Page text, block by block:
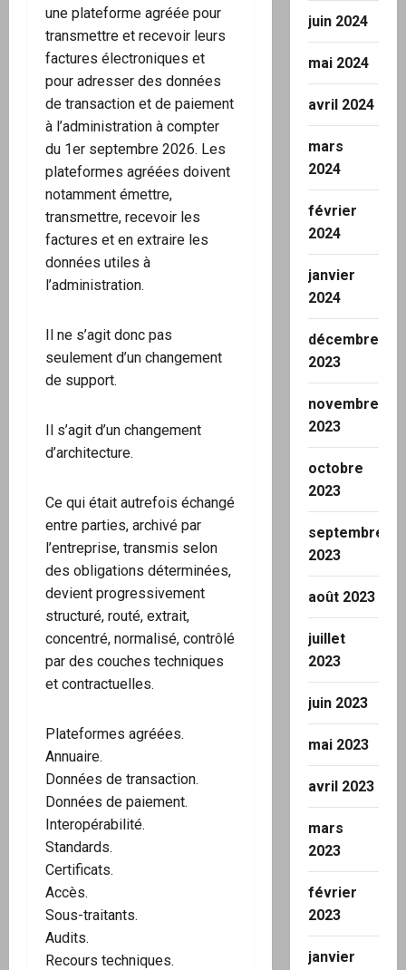
une plateforme agréée pour
transmettre et recevoir leurs
factures électroniques et
pour adresser des données
de transaction et de paiement
à l’administration à compter
du 1er septembre 2026. Les
plateformes agréées doivent
notamment émettre,
transmettre, recevoir les
factures et en extraire les
données utiles à
l’administration.
Il ne s’agit donc pas
seulement d’un changement
de support.
Il s’agit d’un changement
d’architecture.
Ce qui était autrefois échangé
entre parties, archivé par
l’entreprise, transmis selon
des obligations déterminées,
devient progressivement
structuré, routé, extrait,
concentré, normalisé, contrôlé
par des couches techniques
et contractuelles.
Plateformes agréées.
Annuaire.
Données de transaction.
Données de paiement.
Interopérabilité.
Standards.
Certificats.
Accès.
Sous-traitants.
Audits.
Recours techniques.
juin 2024
mai 2024
avril 2024
mars
2024
février
2024
janvier
2024
décembre
2023
novembre
2023
octobre
2023
septembre
2023
août 2023
juillet
2023
juin 2023
mai 2023
avril 2023
mars
2023
février
2023
janvier